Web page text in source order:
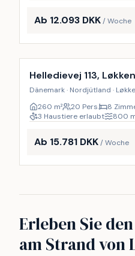
Ab 12.093 DKK/ Woche
Inkl. Endreinigung
Helledievej 113, Løkken
Dänemark · Nordjütland ·
260 m² 20 Pers. 8
3 Haustiere erlaubt
800
Ab 15.781 DKK/ Woche
Erleben Sie
am Strand von